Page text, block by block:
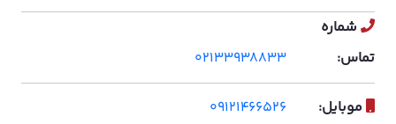
شماره
تماس:
02133938833
موبایل: 09121466526